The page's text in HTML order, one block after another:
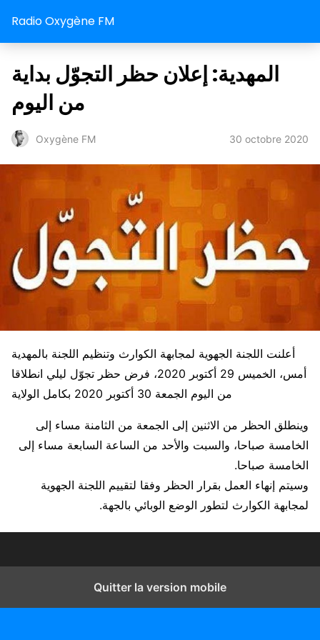
Radio Oxygène FM
المهدية: إعلان حظر التجوّل بداية
من اليوم
Oxygène FM 30 octobre 2020
أعلنت اللجنة الجهوية لمجابهة الكوارث وتنظيم اللجنة بالمهدية
أمس، الخميس 29 أكتوبر 2020، فرض حظر تجوّل ليلي انطلاقا
من اليوم الجمعة 30 أكتوبر 2020 بكامل الولاية
وينطلق الحظر من الاثنين إلى الجمعة من الثامنة مساء إلى
الخامسة صباحا، والسبت والأحد من الساعة السابعة مساء إلى
الخامسة صباحا.
وسيتم إنهاء العمل بقرار الحظر وفقا لتقييم اللجنة الجهوية
لمجابهة الكوارث لتطور الوضع الوبائي بالجهة.
Quitter la version mobile